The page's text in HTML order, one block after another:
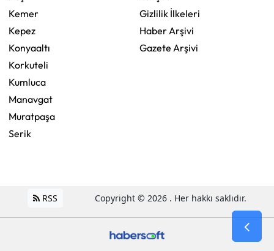
Kemer
Kepez
Konyaaltı
Korkuteli
Kumluca
Manavgat
Muratpaşa
Serik
Gizlilik İlkeleri
Haber Arşivi
Gazete Arşivi
RSS Copyright © 2026 . Her hakkı saklıdır.